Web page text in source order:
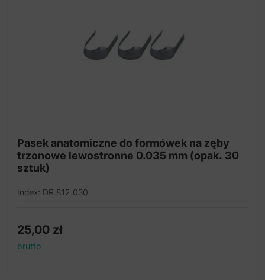
Pasek anatomiczne do formówek na zęby
trzonowe lewostronne 0.035 mm (opak. 30
sztuk)
Index: DR.812.030
25,00 zł
brutto